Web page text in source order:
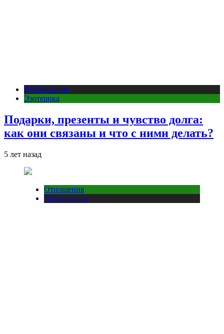
Публикации
Эзотерика
Подарки, презенты и чувство долга:
как они связаны и что с ними делать?
5 лет назад
Отношения
Публикации